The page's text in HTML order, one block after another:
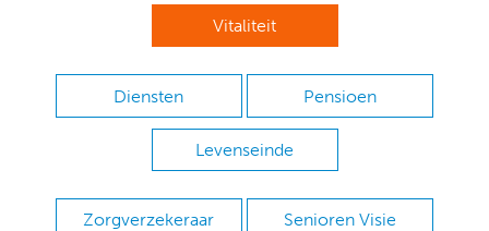
Vitaliteit
Diensten Pensioen
Levenseinde
Zorgverzekeraar Senioren Visie